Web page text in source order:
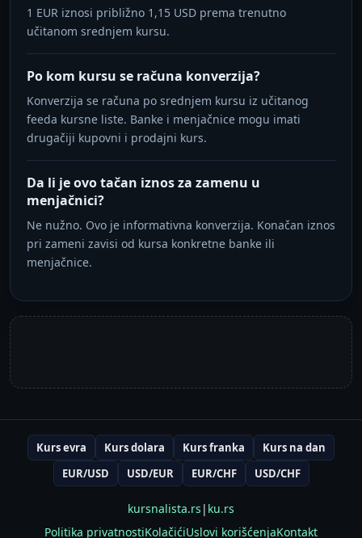
1 EUR iznosi približno 1,15 USD prema trenutno
učitanom srednjem kursu.
Po kom kursu se računa konverzija?
Konverzija se računa po srednjem kursu iz učitanog
feeda kursne liste. Banke i menjačnice mogu imati
drugačiji kupovni i prodajni kurs.
Da li je ovo tačan iznos za zamenu u
menjačnici?
Ne nužno. Ovo je informativna konverzija. Konačan iznos
pri zameni zavisi od kursa konkretne banke ili
menjačnice.
Kurs evra Kurs dolara Kurs franka
Kurs na dan
EUR/USD
USD/EUR EUR/CHF USD/CHF
kursnalista.rs | ku.rs
Politika privatnostiKolačićiUslovi korišćenjaKontakt